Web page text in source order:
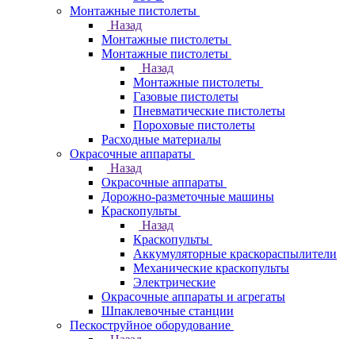
Монтажные пистолеты
Назад
Монтажные пистолеты
Монтажные пистолеты
Назад
Монтажные пистолеты
Газовые пистолеты
Пневматические пистолеты
Пороховые пистолеты
Расходные материалы
Окрасочные аппараты
Назад
Окрасочные аппараты
Дорожно-разметочные машины
Краскопульты
Назад
Краскопульты
Аккумуляторные краскораспылители
Механические краскопульты
Электрические
Окрасочные аппараты и агрегаты
Шпаклевочные станции
Пескоструйное оборудование